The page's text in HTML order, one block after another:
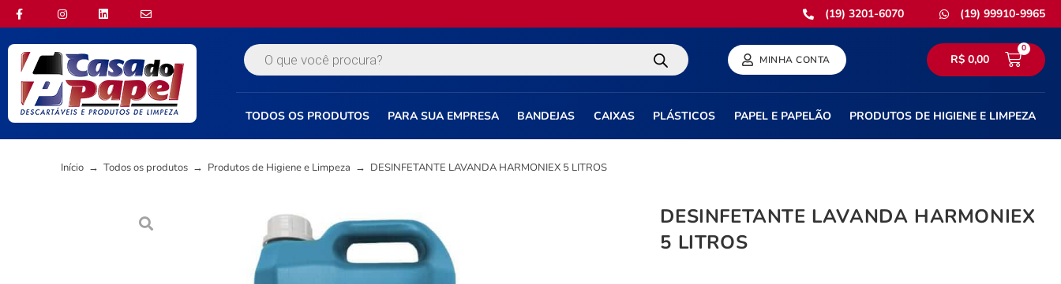
(19) 3201-6070 (19) 99910-9965
MINHA CONTA R$0,00
0
TODOS OS PRODUTOS PARA SUA EMPRESA BANDEJAS CAIXAS PLÁSTICOS PAPEL E PAPELÃO PRODUTOS DE HIGIENE E LIMPEZA
Início → Todos os produtos → Produtos de Higiene e Limpeza → DESINFETANTE LAVANDA HARMONIEX 5 LITROS
DESINFETANTE LAVANDA HARMONIEX
5 LITROS